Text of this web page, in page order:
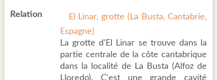
Relation
El Linar, grotte (La Busta, Cantabrie,
Espagne)
La grotte d'El Linar se trouve dans la
partie centrale de la côte cantabrique
dans la localité de La Busta (Alfoz de